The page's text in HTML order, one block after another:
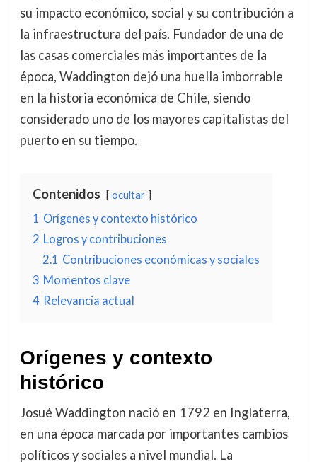
su impacto económico, social y su contribución a
la infraestructura del país. Fundador de una de
las casas comerciales más importantes de la
época, Waddington dejó una huella imborrable
en la historia económica de Chile, siendo
considerado uno de los mayores capitalistas del
puerto en su tiempo.
Contenidos ocultar
1 Orígenes y contexto histórico
2 Logros y contribuciones
2.1 Contribuciones económicas y sociales
3 Momentos clave
4 Relevancia actual
Orígenes y contexto
histórico
Josué Waddington nació en 1792 en Inglaterra,
en una época marcada por importantes cambios
políticos y sociales a nivel mundial. La